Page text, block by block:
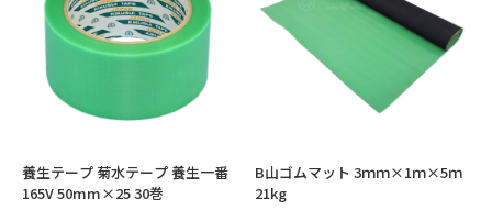
養生テープ 菊水テープ 養生一番
165V 50mm×25 30巻
B山ゴムマット 3ｍｍ×1ｍ×5ｍ
21kg